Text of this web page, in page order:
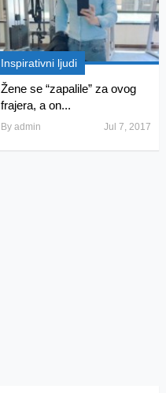
Inspirativni ljudi
Žene se “zapalile” za ovog
frajera, a on...
Byadmin Jul 7, 2017